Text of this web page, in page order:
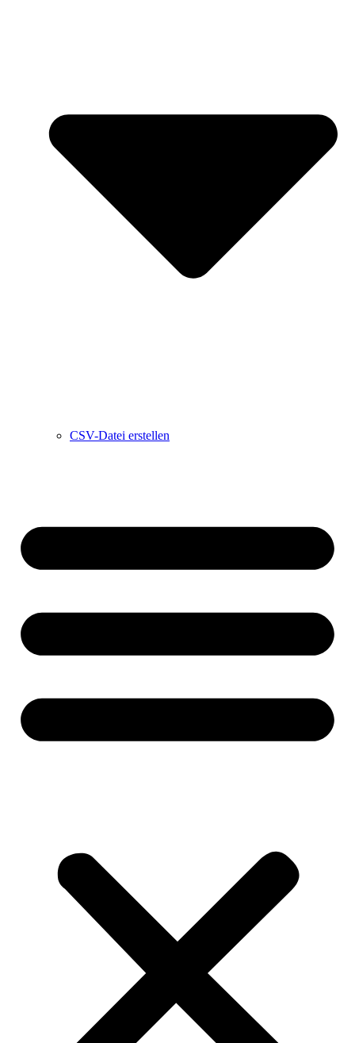
CSV-Datei erstellen